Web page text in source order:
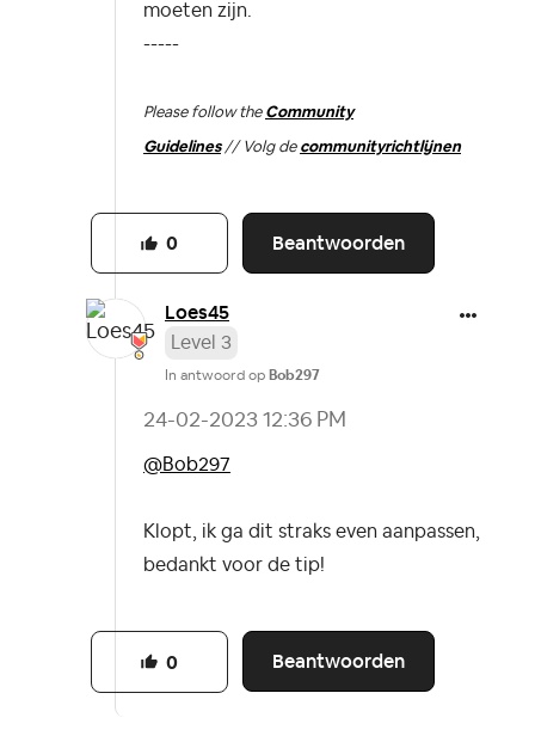
moeten zijn.
-----
Please follow the Community
Guidelines// Volg de communityrichtlijnen
Beantwoorden
0
Loes45
Level 3
In antwoord op Bob297
‎24-02-2023 12:36 PM
@Bob297
Klopt, ik ga dit straks even aanpassen,
bedankt voor de tip!
Beantwoorden
0